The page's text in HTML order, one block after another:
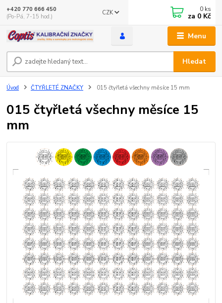
Menu
CZK
Hledat
+420 770 666 450
(Po-Pá, 7-15 hod.)
0 ks
za 0 Kč
Úvod ČTYŘLETÉ ZNAČKY 015 čtyřletá všechny měsíce 15 mm
015 čtyřletá všechny měsíce 15
mm